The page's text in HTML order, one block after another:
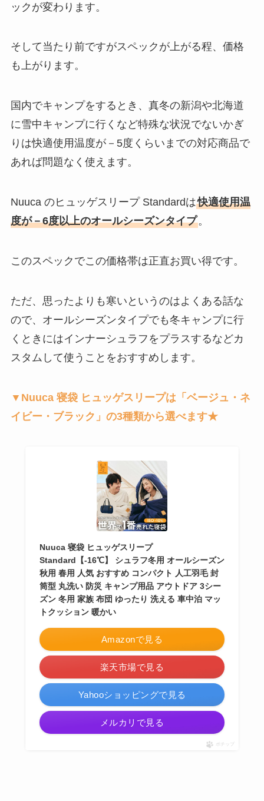
ックが変わります。
そして当たり前ですがスペックが上がる程、価格
も上がります。
国内でキャンプをするとき、真冬の新潟や北海道
に雪中キャンプに行くなど特殊な状況でないかぎ
りは快適使用温度が－5度くらいまでの対応商品で
あれば問題なく使えます。
Nuuca のヒュッゲスリープ Standardは快適使用温
度が－6度以上のオールシーズンタイプ。
このスペックでこの価格帯は正直お買い得です。
ただ、思ったよりも寒いというのはよくある話な
ので、オールシーズンタイプでも冬キャンプに行
くときにはインナーシュラフをプラスするなどカ
スタムして使うことをおすすめします。
▼Nuuca 寝袋 ヒュッゲスリープは「ベージュ・ネ
イビー・ブラック」の3種類から選べます★
Nuuca 寝袋 ヒュッゲスリープ
Standard【-16℃】 シュラフ冬用 オールシーズン
秋用 春用 人気 おすすめ コンパクト 人工羽毛 封
筒型 丸洗い 防災 キャンプ用品 アウトドア 3シー
ズン 冬用 家族 布団 ゆったり 洗える 車中泊 マッ
トクッション 暖かい
Amazonで見る
楽天市場で見る
Yahooショッピングで見る
メルカリで見る
ポチップ